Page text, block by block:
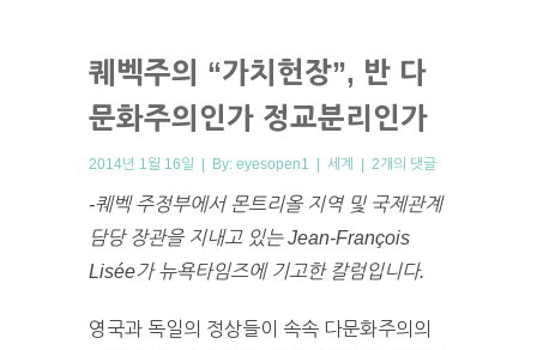
퀘벡주의 “가치헌장”, 반 다
문화주의인가 정교분리인가
2014년 1월 16일 | By: eyesopen1 | 세계 | 2개의 댓글
-퀘벡 주정부에서 몬트리올 지역 및 국제관계
담당 장관을 지내고 있는 Jean-François
Lisée가 뉴욕타임즈에 기고한 칼럼입니다.
영국과 독일의 정상들이 속속 다문화주의의